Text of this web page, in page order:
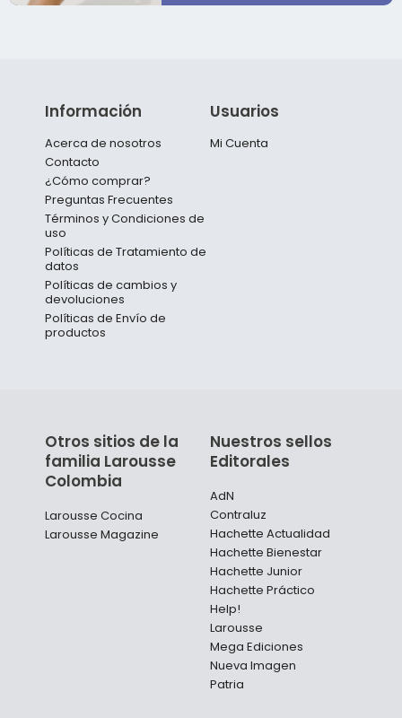
Información
Acerca de nosotros
Contacto
¿Cómo comprar?
Preguntas Frecuentes
Términos y Condiciones de
uso
Políticas de Tratamiento de
datos
Políticas de cambios y
devoluciones
Políticas de Envío de
productos
Usuarios
Mi Cuenta
Otros sitios de la
familia Larousse
Colombia
Larousse Cocina
Larousse Magazine
Nuestros sellos
Editorales
AdN
Contraluz
Hachette Actualidad
Hachette Bienestar
Hachette Junior
Hachette Práctico
Help!
Larousse
Mega Ediciones
Nueva Imagen
Patria